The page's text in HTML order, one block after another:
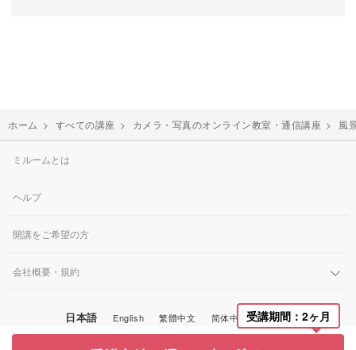
ホーム > すべての講座 > カメラ・写真のオンライン教室・通信講座 > 風
受講期間：2ヶ月
ミルームとは
ヘルプ
開講をご希望の方
会社概要・規約
日本語 English 繁體中文 简体中文 한국어